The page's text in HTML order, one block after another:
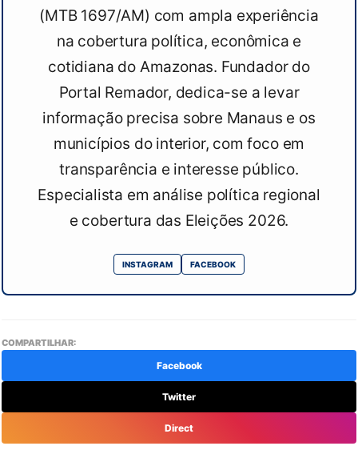
(MTB 1697/AM) com ampla experiência
na cobertura política, econômica e
cotidiana do Amazonas. Fundador do
Portal Remador, dedica-se a levar
informação precisa sobre Manaus e os
municípios do interior, com foco em
transparência e interesse público.
Especialista em análise política regional
e cobertura das Eleições 2026.
INSTAGRAM FACEBOOK
COMPARTILHAR:
Facebook
Twitter
Direct